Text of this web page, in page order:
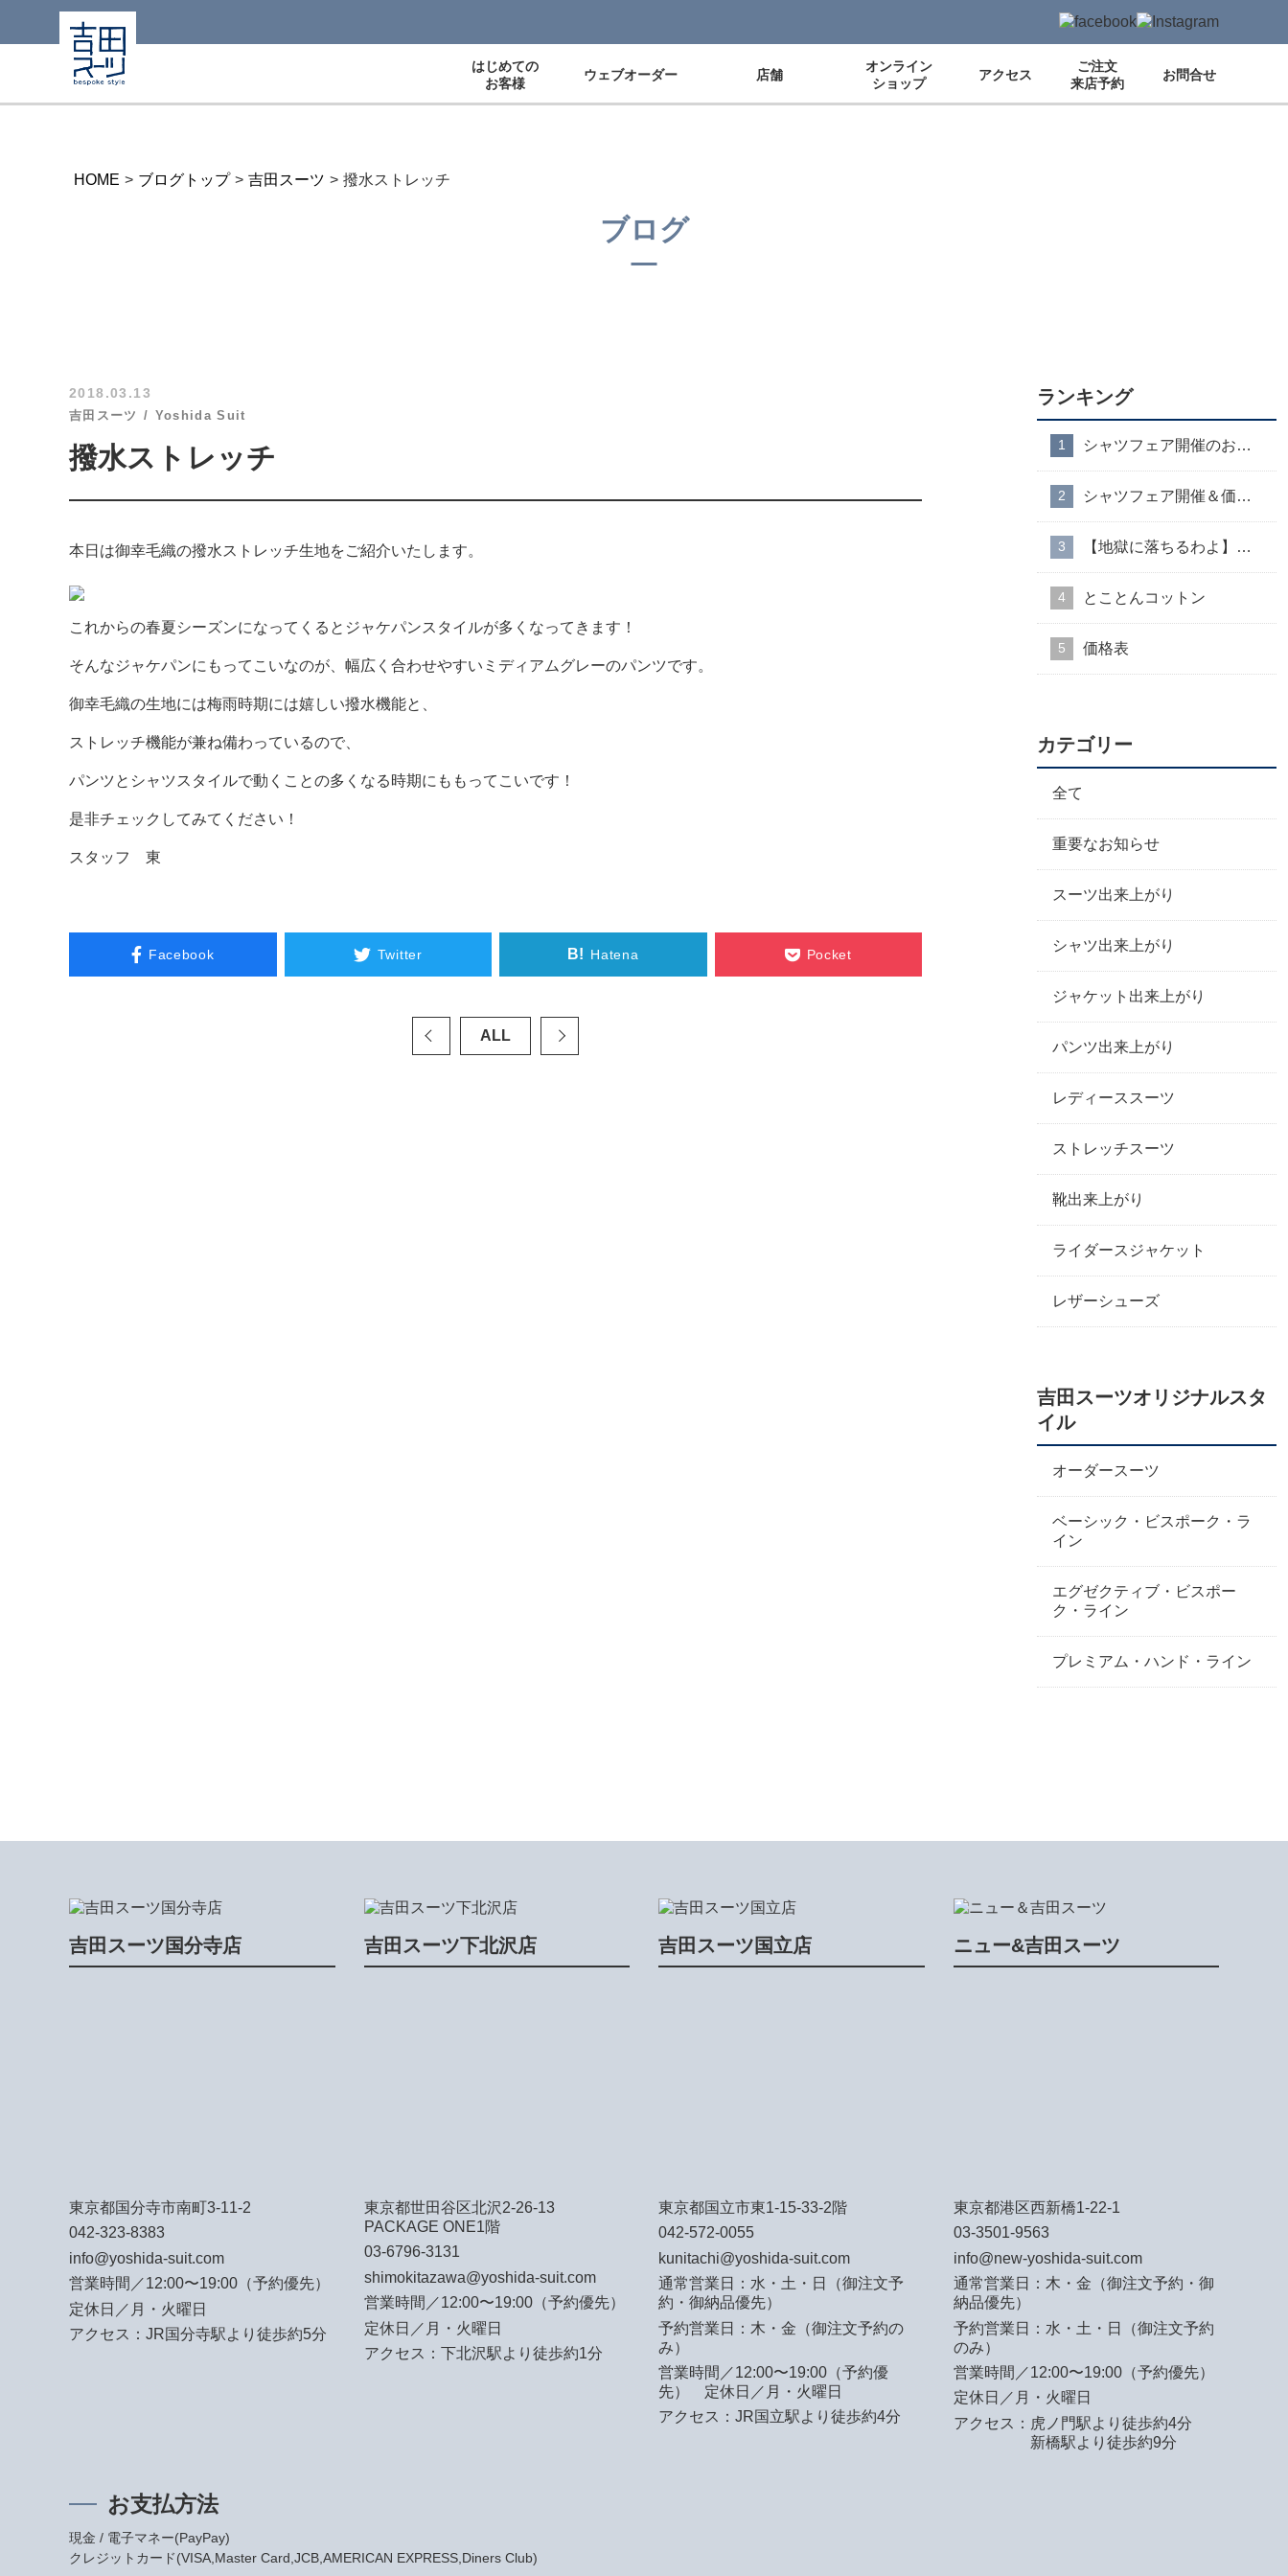
はじめての
お客様
ウェブオーダー 店舗
オンライン
ショップ
アクセス
ご注文
来店予約
お問合せ
HOME > ブログトップ > 吉田スーツ > 撥水ストレッチ
ブログ
2018.03.13
吉田スーツ Yoshida Suit
撥水ストレッチ
本日は御幸毛織の撥水ストレッチ生地をご紹介いたします。
これからの春夏シーズンになってくるとジャケパンスタイルが多くなってきます！
そんなジャケパンにもってこいなのが、幅広く合わせやすいミディアムグレーのパンツです。
御幸毛織の生地には梅雨時期には嬉しい撥水機能と、
ストレッチ機能が兼ね備わっているので、
パンツとシャツスタイルで動くことの多くなる時期にももってこいです！
是非チェックしてみてください！
スタッフ 東
Facebook Twitter B! Hatena Pocket
ALL
ランキング
シャツフェア開催のお知らせ
シャツフェア開催＆価格改定のお知らせ
【地獄に落ちるわよ】衣装協力のお知らせ
とことんコットン
価格表
カテゴリー
全て
重要なお知らせ
スーツ出来上がり
シャツ出来上がり
ジャケット出来上がり
パンツ出来上がり
レディーススーツ
ストレッチスーツ
靴出来上がり
ライダースジャケット
レザーシューズ
吉田スーツオリジナルスタ
イル
オーダースーツ
ベーシック・ビスポーク・ラ
イン
エグゼクティブ・ビスポー
ク・ライン
プレミアム・ハンド・ライン
吉田スーツ国分寺店
東京都国分寺市南町3-11-2
042-323-8383
info@yoshida-suit.com
営業時間／12:00〜19:00（予約優先）
定休日／月・火曜日
アクセス：JR国分寺駅より徒歩約5分
吉田スーツ下北沢店
東京都世田谷区北沢2-26-13
PACKAGE ONE1階
03-6796-3131
shimokitazawa@yoshida-suit.com
営業時間／12:00〜19:00（予約優先）
定休日／月・火曜日
アクセス：下北沢駅より徒歩約1分
吉田スーツ国立店
東京都国立市東1-15-33-2階
042-572-0055
kunitachi@yoshida-suit.com
通常営業日：水・土・日（御注文予
約・御納品優先）
予約営業日：木・金（御注文予約の
み）
営業時間／12:00〜19:00（予約優
先） 定休日／月・火曜日
アクセス：JR国立駅より徒歩約4分
ニュー&吉田スーツ
東京都港区西新橋1-22-1
03-3501-9563
info@new-yoshida-suit.com
通常営業日：木・金（御注文予約・御
納品優先）
予約営業日：水・土・日（御注文予約
のみ）
営業時間／12:00〜19:00（予約優先）
定休日／月・火曜日
アクセス： 虎ノ門駅より徒歩約4分
新橋駅より徒歩約9分
お支払方法
現金 / 電子マネー(PayPay)
クレジットカード(VISA,Master Card,JCB,AMERICAN EXPRESS,Diners Club)